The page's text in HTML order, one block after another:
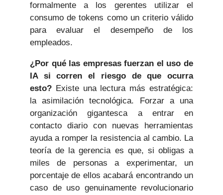
formalmente a los gerentes utilizar el
consumo de tokens como un criterio válido
para evaluar el desempeño de los
empleados.
¿Por qué las empresas fuerzan el uso de
IA si corren el riesgo de que ocurra
esto? Existe una lectura más estratégica:
la asimilación tecnológica. Forzar a una
organización gigantesca a entrar en
contacto diario con nuevas herramientas
ayuda a romper la resistencia al cambio. La
teoría de la gerencia es que, si obligas a
miles de personas a experimentar, un
porcentaje de ellos acabará encontrando un
caso de uso genuinamente revolucionario